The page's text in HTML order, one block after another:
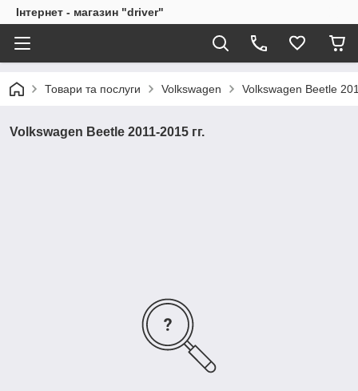
Інтернет - магазин "driver"
Товари та послуги Volkswagen Volkswagen Beetle
Volkswagen Beetle 2011-2015 гг.